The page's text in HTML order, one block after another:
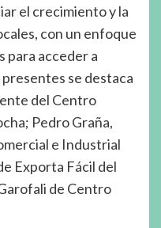
el crecimiento y la
con un enfoque
para acceder a
se destaca
del Centro
Pedro Graña,
e Industrial
Exporta Fácil del
de Centro